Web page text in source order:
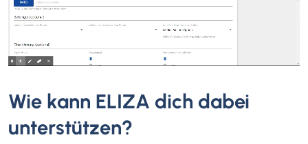
Wie kann ELIZA dich dabei
unterstützen?